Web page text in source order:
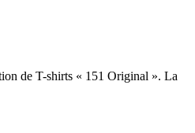
de T-shirts « 151 Original ». La